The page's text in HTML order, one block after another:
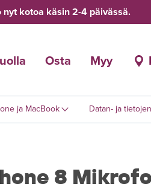
nyt kotoa käsin 2-4 päivässä.
Osta Myy
ja MacBook Datan- ja
8